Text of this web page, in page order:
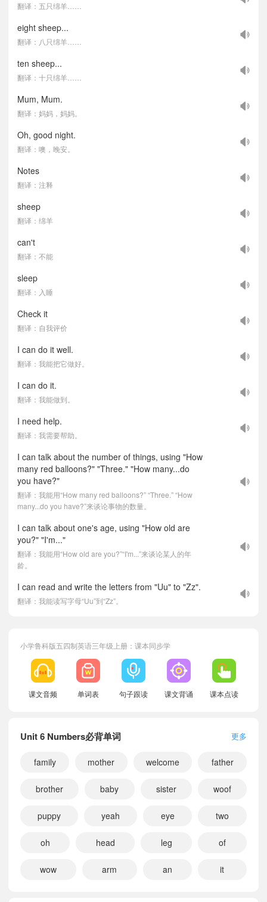
翻译：五只绵羊……
eight sheep...
翻译：八只绵羊……
ten sheep...
翻译：十只绵羊……
Mum, Mum.
翻译：妈妈，妈妈。
Oh, good night.
翻译：噢，晚安。
Notes
翻译：注释
sheep
翻译：绵羊
can't
翻译：不能
sleep
翻译：入睡
Check it
翻译：自我评价
I can do it well.
翻译：我能把它做好。
I can do it.
翻译：我能做到。
I need help.
翻译：我需要帮助。
I can talk about the number of things, using "How
many red balloons?" "Three." "How many...do
you have?"
翻译：我能用“How many red balloons?” “Three.” “How
many...do you have?”来谈论事物的数量。
I can talk about one's age, using "How old are
you?" "I'm..."
翻译：我能用“How old are you?”“I'm...”来谈论某人的年
龄。
I can read and write the letters from "Uu" to "Zz".
翻译：我能读写字母“Uu”到“Zz”。
小学鲁科版五四制英语三年级上册：课本同步学
课文音频 单词表 句子跟读 课文背诵 课本点读
Unit 6 Numbers必背单词 更多
family mother welcome father
brother baby sister woof
puppy yeah eye two
oh head leg of
wow arm an it
小宝288557